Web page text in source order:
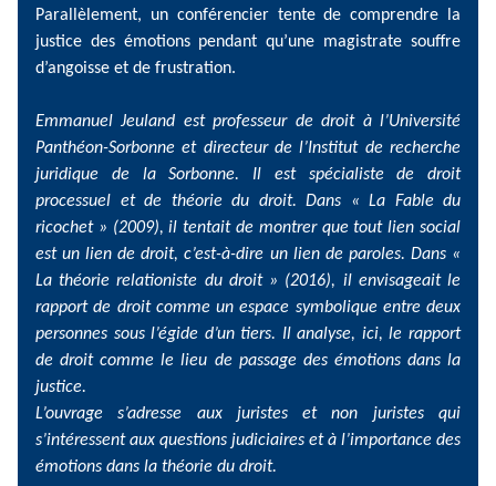
Parallèlement, un conférencier tente de comprendre la
justice des émotions pendant qu’une magistrate souffre
d’angoisse et de frustration.
Emmanuel Jeuland est professeur de droit à l’Université
Panthéon-Sorbonne et directeur de l’Institut de recherche
juridique de la Sorbonne. Il est spécialiste de droit
processuel et de théorie du droit. Dans « La Fable du
ricochet » (2009), il tentait de montrer que tout lien social
est un lien de droit, c’est-à-dire un lien de paroles. Dans «
La théorie relationiste du droit » (2016), il envisageait le
rapport de droit comme un espace symbolique entre deux
personnes sous l’égide d’un tiers. Il analyse, ici, le rapport
de droit comme le lieu de passage des émotions dans la
justice.
L’ouvrage s’adresse aux juristes et non juristes qui
s’intéressent aux questions judiciaires et à l’importance des
émotions dans la théorie du droit.